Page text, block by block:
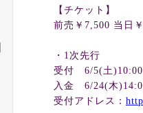
【チケット】
前売￥ 7,500 当日￥
・ 1 次先行
受付 6/5(土)10:00
入金 6/24(木
受付アドレス：